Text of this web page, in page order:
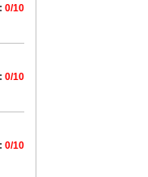
0/10
0/10
0/10